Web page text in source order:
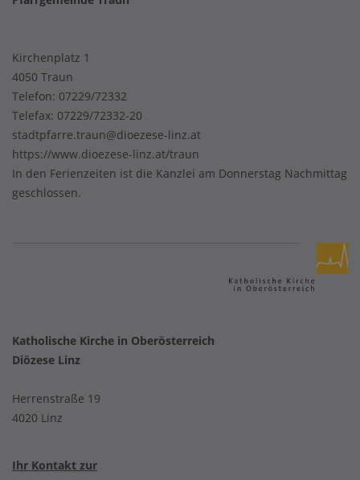
Kirchenplatz 1
4050 Traun
Telefon: 07229/72332
Telefax: 07229/72332-20
stadtpfarre.traun@dioezese-linz.at
https://www.dioezese-linz.at/traun
In den Ferienzeiten ist die Kanzlei am Donnerstag Nachmittag
geschlossen.
Katholische Kirche in Oberösterreich
Diözese Linz
Herrenstraße 19
4020 Linz
Ihr Kontakt zur